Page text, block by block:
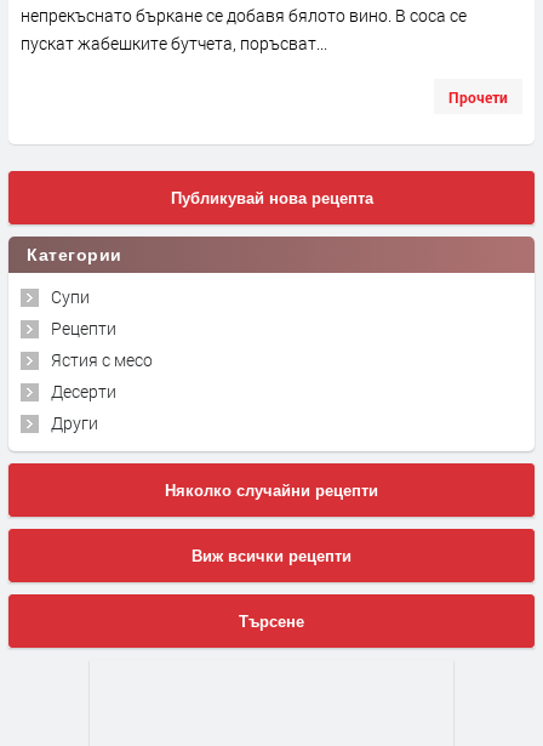
непрекъснато бъркане се добавя бялото вино. В соса се
пускат жабешките бутчета, поръсват...
Прочети
Публикувай нова рецепта
Категории
Супи
Рецепти
Ястия с месо
Десерти
Други
Няколко случайни рецепти
Виж всички рецепти
Търсене